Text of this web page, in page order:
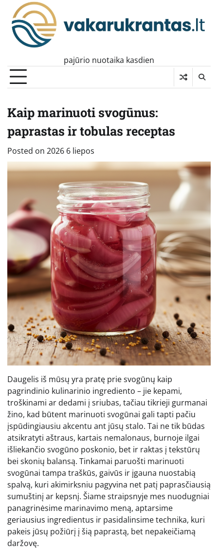
content
pajūrio nuotaika kasdien
Kaip marinuoti svogūnus:
paprastas ir tobulas receptas
Posted on 2026 6 liepos
Daugelis iš mūsų yra pratę prie svogūnų kaip
pagrindinio kulinarinio ingrediento – jie kepami,
troškinami ar dedami į sriubas, tačiau tikrieji gurmanai
žino, kad būtent marinuoti svogūnai gali tapti pačiu
įspūdingiausiu akcentu ant jūsų stalo. Tai ne tik būdas
atsikratyti aštraus, kartais nemalonaus, burnoje ilgai
išliekančio svogūno poskonio, bet ir raktas į tekstūrų
bei skonių balansą. Tinkamai paruošti marinuoti
svogūnai tampa traškūs, gaivūs ir įgauna nuostabią
spalvą, kuri akimirksniu pagyvina net patį paprasčiausią
sumuštinį ar kepsnį. Šiame straipsnyje mes nuodugniai
panagrinėsime marinavimo meną, aptarsime
geriausius ingredientus ir pasidalinsime technika, kuri
pakeis jūsų požiūrį į šią paprastą, bet nepakeičiamą
daržovę.